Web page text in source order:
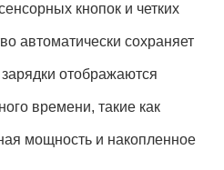
кнопок и четких
автоматически сохраняет
отображаются
времени, такие как
мощность и накопленное